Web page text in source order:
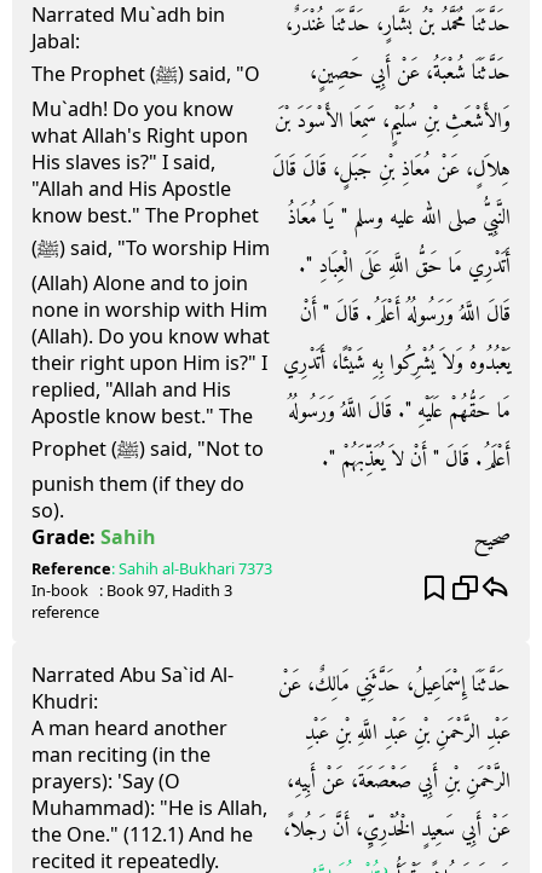
Narrated Mu`adh bin
Jabal:
The Prophet (ﷺ) said, "O
Mu`adh! Do you know
what Allah's Right upon
His slaves is?" I said,
"Allah and His Apostle
know best." The Prophet
(ﷺ) said, "To worship Him
(Allah) Alone and to join
none in worship with Him
(Allah). Do you know what
their right upon Him is?" I
replied, "Allah and His
Apostle know best." The
Prophet (ﷺ) said, "Not to
punish them (if they do
so).
حَدَّثَنَا مُحَمَّدُ بْنُ بَشَّارٍ، حَدَّثَنَا غُنْدَرٌ،
حَدَّثَنَا شُعْبَةُ، عَنْ أَبِي حَصِينٍ،
وَالأَشْعَثِ بْنِ سُلَيْمٍ، سَمِعَا الأَسْوَدَ بْنَ
هِلاَلٍ، عَنْ مُعَاذِ بْنِ جَبَلٍ، قَالَ قَالَ
النَّبِيُّ صلى الله عليه وسلم ‏"‏ يَا مُعَاذُ
أَتَدْرِي مَا حَقُّ اللَّهِ عَلَى الْعِبَادِ ‏"‏‏.‏
قَالَ اللَّهُ وَرَسُولُهُ أَعْلَمُ‏.‏ قَالَ ‏"‏ أَنْ
يَعْبُدُوهُ وَلاَ يُشْرِكُوا بِهِ شَيْئًا، أَتَدْرِي
مَا حَقُّهُمْ عَلَيْهِ ‏"‏‏.‏ قَالَ اللَّهُ وَرَسُولُهُ
أَعْلَمُ‏.‏ قَالَ ‏"‏ أَنْ لاَ يُعَذِّبَهُمْ ‏"‏‏.‏
Grade: Sahih صحيح
Reference:Sahih al-Bukhari7373
In-book
reference
: Book97, Hadith 3
Narrated Abu Sa`id Al-
Khudri:
A man heard another
man reciting (in the
prayers): 'Say (O
Muhammad): "He is Allah,
the One." (112.1) And he
recited it repeatedly.
حَدَّثَنَا إِسْمَاعِيلُ، حَدَّثَنِي مَالِكٌ، عَنْ
عَبْدِ الرَّحْمَنِ بْنِ عَبْدِ اللَّهِ بْنِ عَبْدِ
الرَّحْمَنِ بْنِ أَبِي صَعْصَعَةَ، عَنْ أَبِيهِ،
عَنْ أَبِي سَعِيدٍ الْخُدْرِيِّ، أَنَّ رَجُلاً،